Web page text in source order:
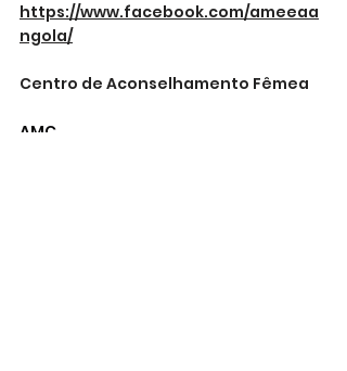
https://www.facebook.com/ameeaa
ngola/
Centro de Aconselhamento Fêmea
AMC